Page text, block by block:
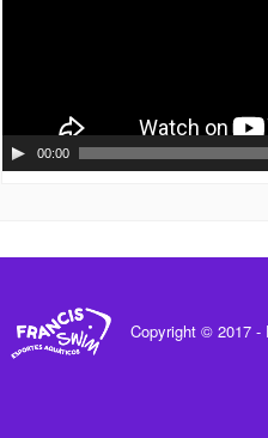
00:00
Copyright © 2017 -